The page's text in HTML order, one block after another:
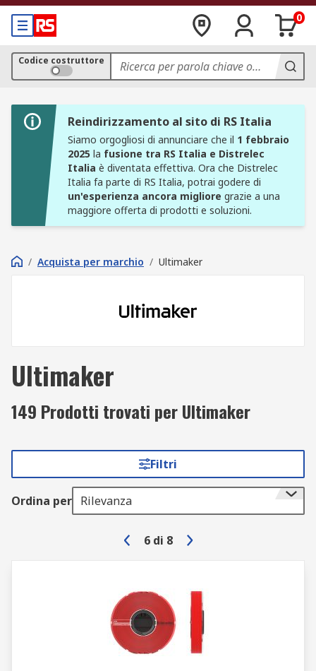
0
Codice costruttore
Reindirizzamento al sito di RS Italia
Siamo orgogliosi di annunciare che il 1 febbraio
2025 la fusione tra RS Italia e Distrelec
Italia è diventata effettiva. Ora che Distrelec
Italia fa parte di RS Italia, potrai godere di
un'esperienza ancora migliore grazie a una
maggiore offerta di prodotti e soluzioni.
/ Acquista per marchio / Ultimaker
Ultimaker
149 Prodotti trovati per Ultimaker
Filtri
Ordina per Rilevanza
6 di 8